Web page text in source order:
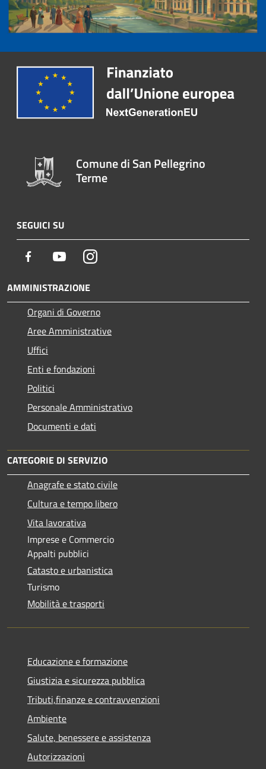
Comune di San Pellegrino
Terme
SEGUICI SU
Facebook YoutubeInstagram
AMMINISTRAZIONE
Organi di Governo
Aree Amministrative
Uffici
Enti e fondazioni
Politici
Personale Amministrativo
Documenti e dati
CATEGORIE DI SERVIZIO
Anagrafe e stato civile
Cultura e tempo libero
Vita lavorativa
Imprese e Commercio
Appalti pubblici
Catasto e urbanistica
Turismo
Mobilità e trasporti
Educazione e formazione
Giustizia e sicurezza pubblica
Tributi,finanze e contravvenzioni
Ambiente
Salute, benessere e assistenza
Autorizzazioni